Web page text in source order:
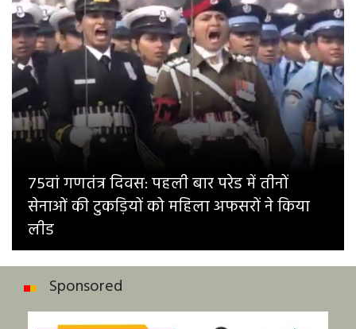
75वां गणतंत्र दिवस: पहली बार परेड में तीनों
सेनाओं की टुकड़ियों को महिला अफसरों ने किया
लीड
Sponsored